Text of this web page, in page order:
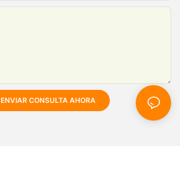
ENVIAR CONSULTA AHORA